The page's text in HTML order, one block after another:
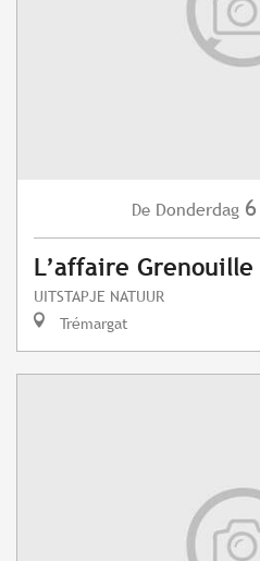
De Donderdag 6
L’affaire Grenouille
UITSTAPJE NATUUR
Trémargat